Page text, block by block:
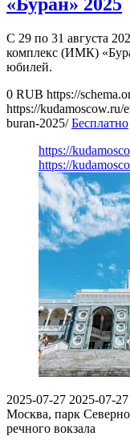
С 29 по 31 августа
комплекс (ИМК)
юбилей.
0 RUB https://
https://kudamoscow.ru/
buran-2025/ Бесплатно
https://
https://
2025-07-27 2025-07-27
Москва, парк
речного вокзала